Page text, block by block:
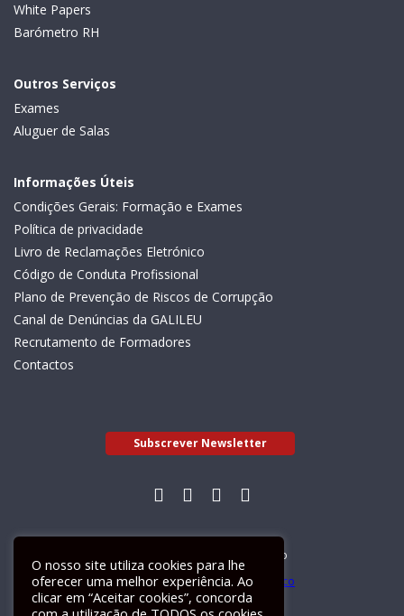
White Papers
Barómetro RH
Outros Serviços
Exames
Aluguer de Salas
Informações Úteis
Condições Gerais: Formação e Exames
Política de privacidade
Livro de Reclamações Eletrónico
Código de Conduta Profissional
Plano de Prevenção de Riscos de Corrupção
Canal de Denúncias da GALILEU
Recrutamento de Formadores
Contactos
Subscrever Newsletter
Livro de Reclamações Electrónico
O nosso site utiliza cookies para lhe
oferecer uma melhor experiência. Ao
clicar em “Aceitar cookies”, concorda